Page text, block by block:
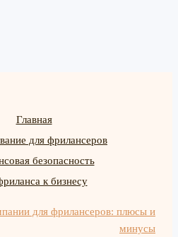
Главная
для фрилансеров
безопасность
к бизнесу
для фрилансеров: плюсы и
минусы